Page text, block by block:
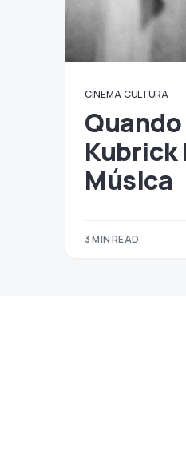
CINEMA CULTURA
Kubrick
Música
3 MIN READ